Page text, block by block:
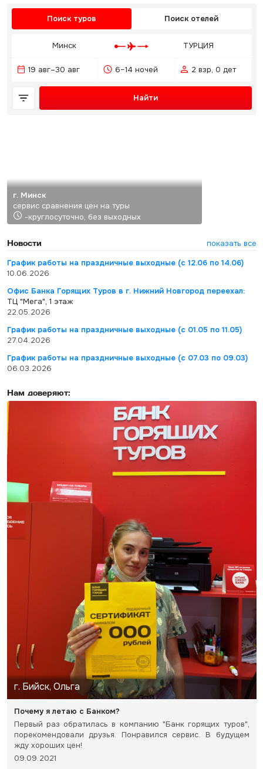
Поиск туров Поиск отелей
Минск ТУРЦИЯ
19 авг–30 авг 6–14 ночей 2 взр, 0 дет
Найти
г. Минск
сервис сравнения цен на туры
-круглосуточно, без выходных
Новости
показать все
График работы на праздничные выходные (с 12.06 по 14.06)
10.06.2026
Офис Банка Горящих Туров в г. Нижний Новгород переехал:
ТЦ "Мега", 1 этаж
22.05.2026
График работы на праздничные выходные (с 01.05 по 11.05)
27.04.2026
График работы на праздничные выходные (с 07.03 по 09.03)
06.03.2026
Нам доверяют:
г. Бийск, Ольга
Почему я летаю с Банком?
Первый раз обратилась в компанию "Банк горящих туров",
порекомендовали друзья. Понравился сервис. В будущем
жду хороших цен!
09.09.2021